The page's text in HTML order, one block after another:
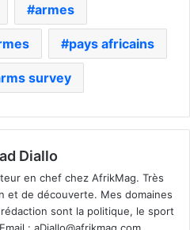
armes
pays africains
survey
Diallo
en chef chez AfrikMag. Très
et de découverte. Mes domaines
sont la politique, le sport